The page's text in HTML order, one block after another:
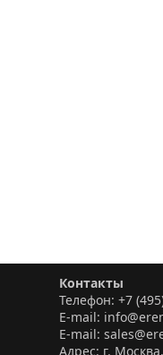
Контакты
Телефон: +7
E-mail:
E-mail:
Адрес: г.